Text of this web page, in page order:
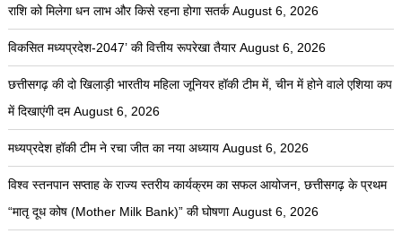
राशि को मिलेगा धन लाभ और किसे रहना होगा सतर्क August 6, 2026
विकसित मध्यप्रदेश-2047’ की वित्तीय रूपरेखा तैयार August 6, 2026
छत्तीसगढ़ की दो खिलाड़ी भारतीय महिला जूनियर हॉकी टीम में, चीन में होने वाले एशिया कप
में दिखाएंगी दम August 6, 2026
मध्यप्रदेश हॉकी टीम ने रचा जीत का नया अध्याय August 6, 2026
विश्व स्तनपान सप्ताह के राज्य स्तरीय कार्यक्रम का सफल आयोजन, छत्तीसगढ़ के प्रथम
“मातृ दूध कोष (Mother Milk Bank)” की घोषणा August 6, 2026